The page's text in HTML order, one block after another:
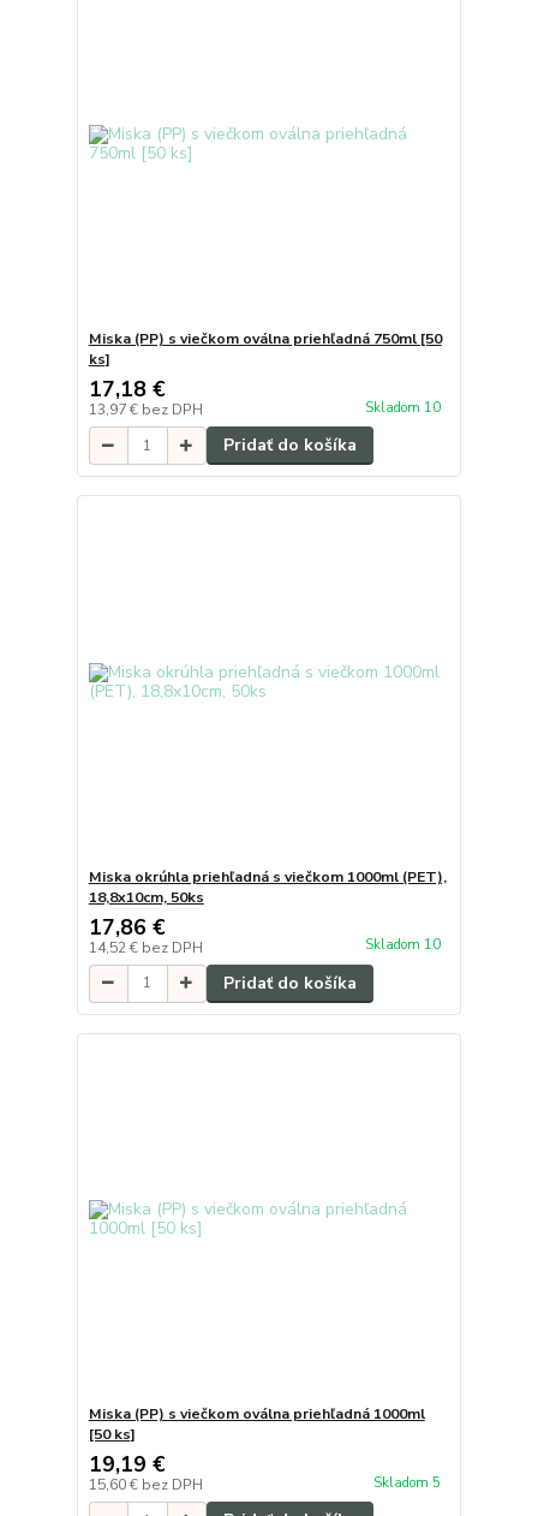
Miska (PP) s viečkom oválna priehľadná 750ml [50
ks]
17,18 €
13,97 € bez DPH Skladom 10
Pridať do košíka
Miska okrúhla priehľadná s viečkom 1000ml (PET),
18,8x10cm, 50ks
17,86 €
14,52 € bez DPH Skladom 10
Pridať do košíka
Miska (PP) s viečkom oválna priehľadná 1000ml
[50 ks]
19,19 €
15,60 € bez DPH Skladom 5